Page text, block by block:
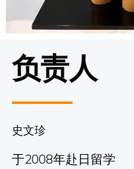
负责人
史文珍
于2008年赴日留学